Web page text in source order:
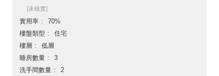
[未核實]
實用率
70%
樓盤類型
住宅
樓層
低層
睡房數量
3
洗手間數量
2